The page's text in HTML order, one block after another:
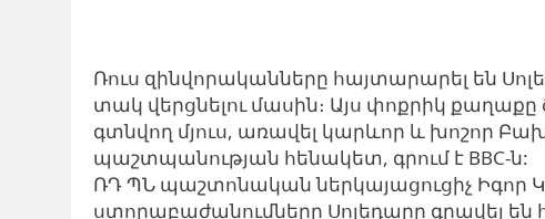
Ռուս զինվորականները հայտարարել են
տակ վերցնելու մասին։ Այս փոքրիկ
գտնվող մյուս, առավել կարևոր և խոշոր
պաշտպանության հենակետ, գրում է BBC-ն:
ՌԴ ՊՆ պաշտոնական ներկայացուցիչ Իգոր
ստորաբաժանումները Սոլեդարը գրավել են